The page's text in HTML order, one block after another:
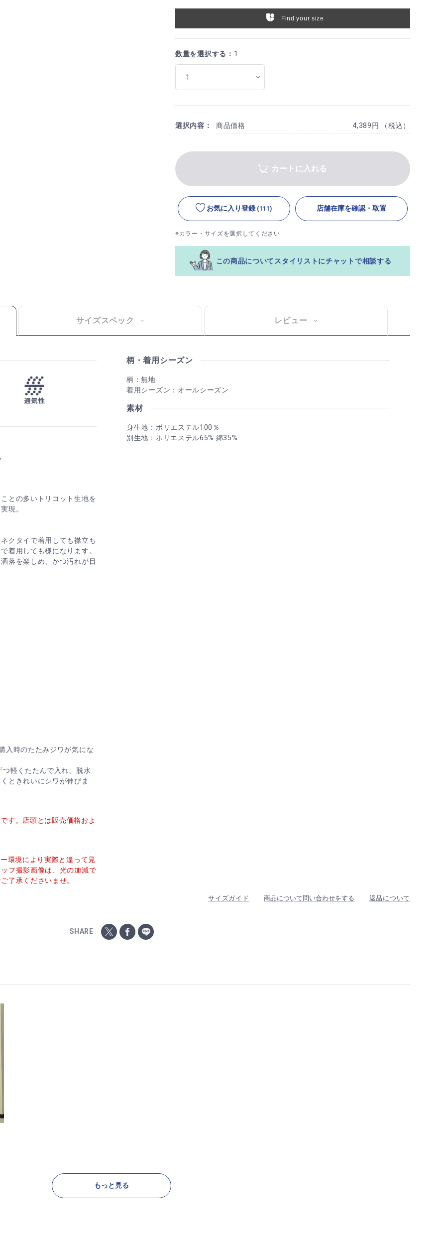
Find your size
数量を選択する： 1
選択内容： 商品価格 4,389円 （税込）
カートに入れる
お気に入り登録 (111) 店舗在庫を確認・取置
※カラー・サイズを選択してください
この商品についてスタイリストにチャットで相談する
サイズスペック レビュー
との多いトリコット生地を
現。
クタイで着用しても襟立ち
着用しても様になります。
落を楽しめ、かつ汚れが目
入時のたたみジワが気にな
軽くたたんで入れ、脱水
ときれいにシワが伸びま
す。店頭とは販売価格およ
環境により実際と違って見
フ撮影画像は、光の加減で
了承くださいませ。
柄・着用シーズン
柄：無地
着用シーズン：オールシーズン
素材
身生地：ポリエステル100％
別生地：ポリエステル65% 綿35%
サイズガイド 商品について問い合わせをする 返品について
SHARE
もっと見る